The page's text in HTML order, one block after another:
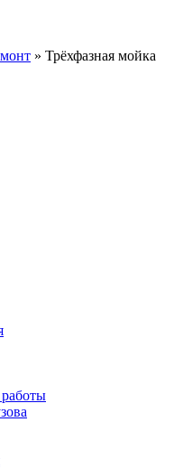
» Трёхфазная мойка